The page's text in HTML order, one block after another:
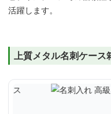
活躍します。
上質メタル名刺ケー